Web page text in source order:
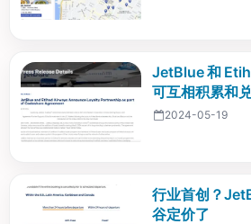
JetBlue 和
可互相积累和
2024-05-19
行业首创？
谷定价了